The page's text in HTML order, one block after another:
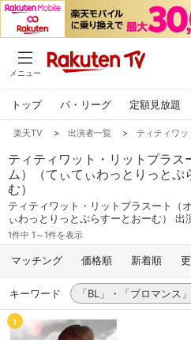
メニュー
トップ パ・リーグ 定額見放題
楽天TV > 出演者一覧 > ティティワ
ティティワット・リットプラス
ム）（てぃてぃわっとりっとぷ
む）
ティティワット・リットプラスート（
ぃわっとりっとぷらすーとおーむ） 出
1件中 1～1件を表示
マッチング 価格順 新着順
キーワード 「BL」・「ブロマンス
1